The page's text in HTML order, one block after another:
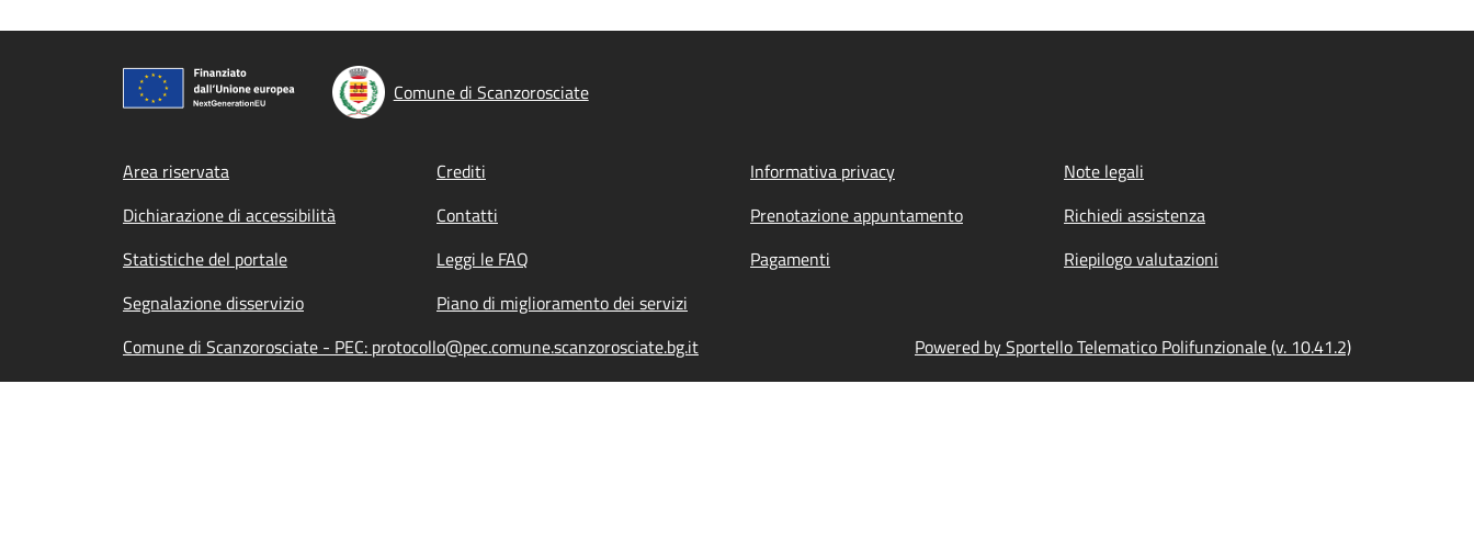
Comune di Scanzorosciate
Footer menu
Area riservata Crediti Informativa privacy
Note legali
Dichiarazione di accessibilità
Contatti Prenotazione appuntamento
Richiedi assistenza
Statistiche del portale
Leggi le FAQ Pagamenti
Riepilogo valutazioni
Segnalazione disservizio
Piano di miglioramento dei servizi
Comune di Scanzorosciate - PEC: protocollo@pec.comune.scanzorosciate.bg.it
Powered by Sportello Telematico Polifunzionale (v. 10.41.2)